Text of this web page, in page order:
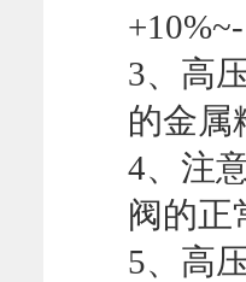
3、高
的金属
4、注
阀的正
5、高